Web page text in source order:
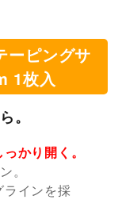
ーピングサ
1枚入
。
かり開く。
。
インを採